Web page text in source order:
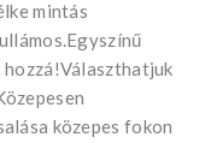
mintás
közepes fokon